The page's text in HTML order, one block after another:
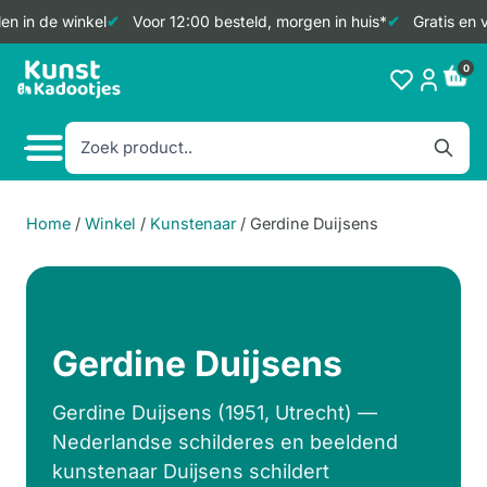
in de winkel Voor 12:00 besteld, morgen in huis* Gratis en
Doorgaan
naar
0
Home / Winkel / Kunstenaar / Gerdine Duijsens
Gerdine Duijsens
Gerdine Duijsens (1951, Utrecht) —
Nederlandse schilderes en beeldend
kunstenaar Duijsens schildert